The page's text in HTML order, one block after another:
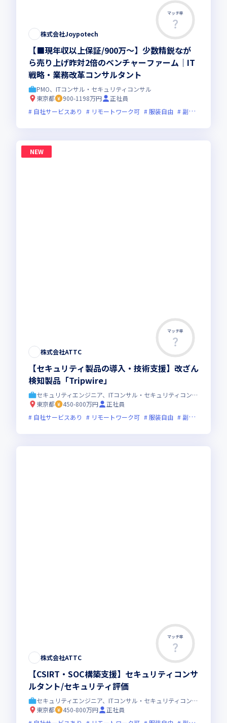
マッチ率
株式会社Joypotech
【■現年収以上保証/900万～】少数精鋭なが
ら売り上げ昨対2倍のベンチャーファーム｜IT
戦略・業務改革コンサルタント
PMO、ITコンサル・セキュリティコンサル
東京都
900-1198万円
正社員
自社サービスあり
リモートワーク可 服装自由 副業可
NEW
マッチ率
株式会社ATTC
【セキュリティ製品の導入・技術支援】改ざん
検知製品「Tripwire」
セキュリティエンジニア、ITコンサル・セキュリティコンサル
東京都
450-800万円
正社員
自社サービスあり
リモートワーク可 服装自由 副業可
マッチ率
株式会社ATTC
【CSIRT・SOC構築支援】セキュリティコンサ
ルタント/セキュリティ評価
セキュリティエンジニア、ITコンサル・セキュリティコンサル
東京都
450-800万円
正社員